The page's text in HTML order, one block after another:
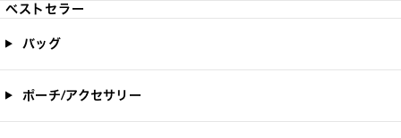
ベストセラー
バッグ
ポーチ/アクセサリー